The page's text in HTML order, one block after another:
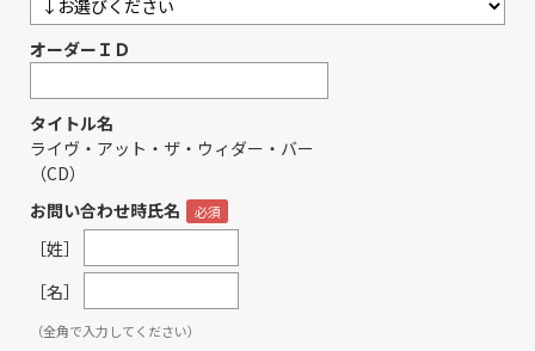
オーダーＩＤ
タイトル名
ライヴ・アット・ザ・ウィダー・バー
（CD）
お問い合わせ時氏名
［姓］
［名］
（全角で入力してください）